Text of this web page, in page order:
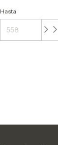
Hasta